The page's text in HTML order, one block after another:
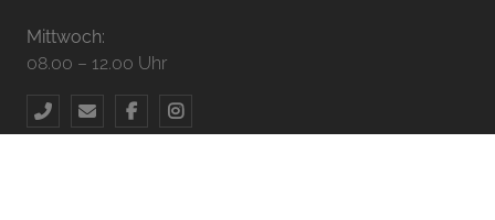
Mittwoch:
08.00 – 12.00 Uhr